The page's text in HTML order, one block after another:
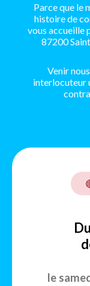
Parce que le
histoire de
vous accueille
87200
Venir
interlocuteur
le